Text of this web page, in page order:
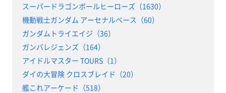
スーパードラゴンボールヒーローズ（1630）
機動戦士ガンダム アーセナルベース（60）
ガンダムトライエイジ（36）
ガンバレジェンズ（164）
アイドルマスター TOURS（1）
ダイの大冒険 クロスブレイド（20）
艦これアーケード（518）